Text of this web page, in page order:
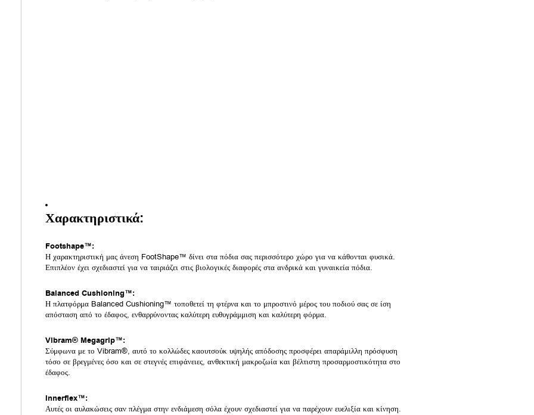
Χαρακτηριστικά:
Footshape™:
Η χαρακτηριστική μας άνεση FootShape™ δίνει στα πόδια σας περισσότερο χώρο για να κάθονται φυσικά.
Επιπλέον έχει σχεδιαστεί για να ταιριάζει στις βιολογικές διαφορές στα ανδρικά και γυναικεία πόδια.
Balanced Cushioning™:
Η πλατφόρμα Balanced Cushioning™ τοποθετεί τη φτέρνα και το μπροστινό μέρος του ποδιού σας σε ίση
απόσταση από το έδαφος, ενθαρρύνοντας καλύτερη ευθυγράμμιση και καλύτερη φόρμα.
Vibram® Megagrip™:
Σύμφωνα με το Vibram®, αυτό το κολλώδες καουτσούκ υψηλής απόδοσης προσφέρει απαράμιλλη πρόσφυση
τόσο σε βρεγμένες όσο και σε στεγνές επιφάνειες, ανθεκτική μακροζωία και βέλτιστη προσαρμοστικότητα στο
έδαφος.
Innerflex™:
Αυτές οι αυλακώσεις σαν πλέγμα στην ενδιάμεση σόλα έχουν σχεδιαστεί για να παρέχουν ευελιξία και κίνηση.